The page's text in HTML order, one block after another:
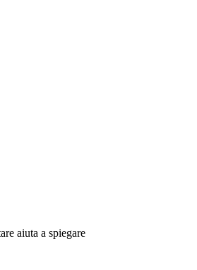
aiuta a spiegare